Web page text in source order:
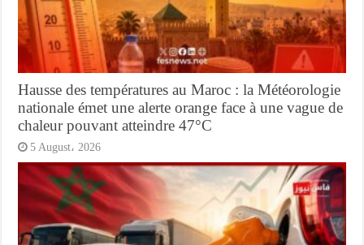
Hausse des températures au Maroc : la Météorologie
nationale émet une alerte orange face à une vague de
chaleur pouvant atteindre 47°C
5 August، 2026